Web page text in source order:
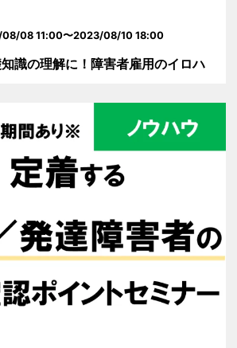
08 11:00〜2023/08/10 18:00
識の理解に！障害者雇用のイロハ